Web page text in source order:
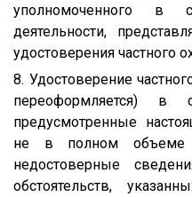
уполномоченного в
деятельности,
удостоверения частного
8. Удостоверение
переоформляется) в
предусмотренные
не в полном объеме
недостоверные
обстоятельств,